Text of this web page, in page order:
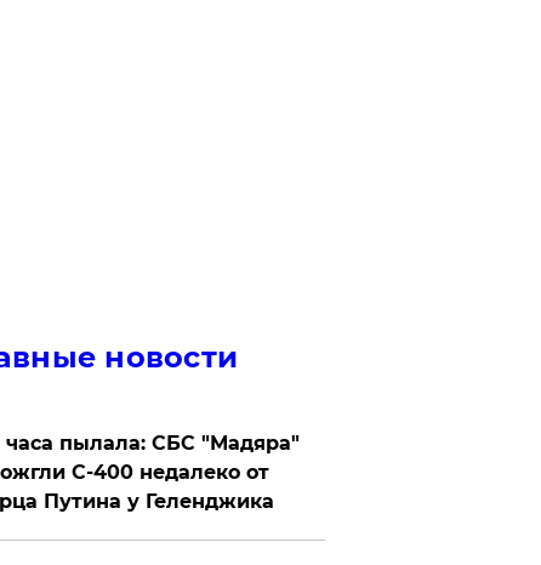
новости
часа пылала: СБС "Мадяра"
С-400 недалеко от
Путина у Геленджика